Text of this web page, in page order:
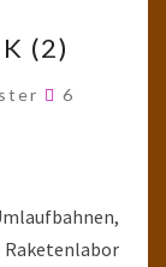
(2)
Comments
6